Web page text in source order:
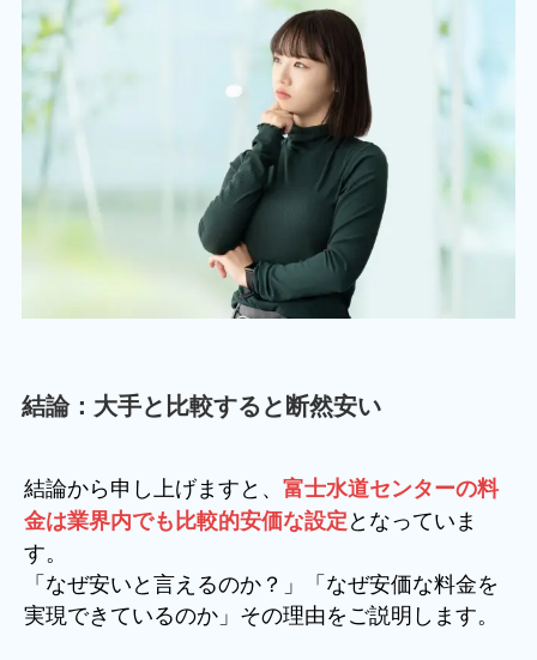
結論：大手と比較すると断然安い
結論から申し上げますと、 富士水道センターの料
金は業界内でも比較的安価な設定となっていま
す。
「なぜ安いと言えるのか？」「なぜ安価な料金を
実現できているのか」その理由をご説明します。